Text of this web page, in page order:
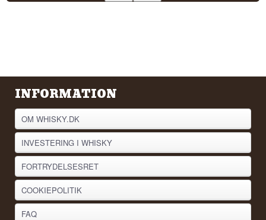
INFORMATION
OM WHISKY.DK
INVESTERING I WHISKY
FORTRYDELSESRET
COOKIEPOLITIK
FAQ